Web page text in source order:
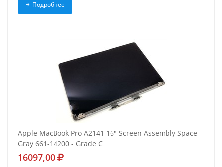
Подробнее
Apple MacBook Pro A2141 16" Screen Assembly Space
Gray 661-14200 - Grade C
16097,00